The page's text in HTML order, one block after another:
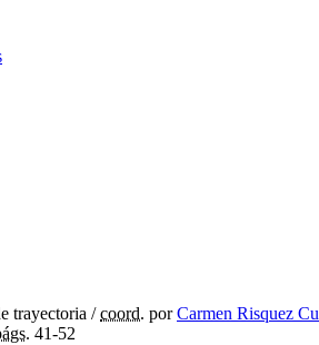
trayectoria /coord. porCarmen Risquez
41-52